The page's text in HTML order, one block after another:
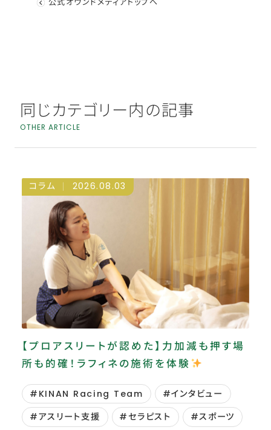
同じカテゴリー内の記事
OTHER ARTICLE
コラム 2026.08.03
【プロアスリートが認めた】力加減も押す場
所も的確！ラフィネの施術を体験
#KINAN Racing Team
#インタビュー
#アスリート支援
#セラピスト #スポーツ